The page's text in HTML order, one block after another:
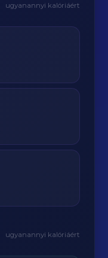
ugyanannyi kalóriáért
ugyanannyi kalóriáért